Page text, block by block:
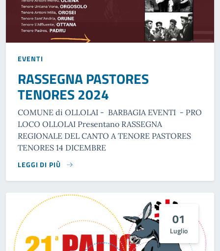
EVENTI
RASSEGNA PASTORES
TENORES 2024
COMUNE di OLLOLAI - BARBAGIA EVENTI - PRO
LOCO OLLOLAI Presentano RASSEGNA
REGIONALE DEL CANTO A TENORE PASTORES
TENORES 14 DICEMBRE
LEGGI DI PIÙ
01
Luglio